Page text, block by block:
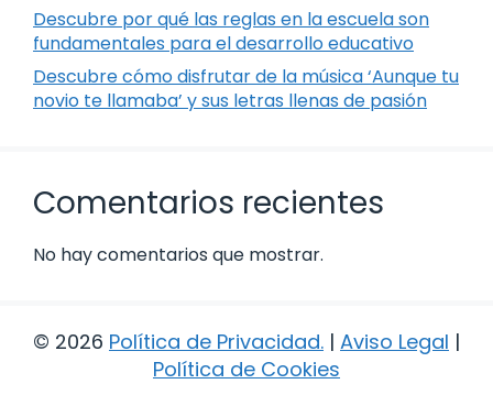
Descubre por qué las reglas en la escuela son
fundamentales para el desarrollo educativo
Descubre cómo disfrutar de la música ‘Aunque tu
novio te llamaba’ y sus letras llenas de pasión
Comentarios recientes
No hay comentarios que mostrar.
© 2026 Política de Privacidad. | Aviso Legal |
Política de Cookies